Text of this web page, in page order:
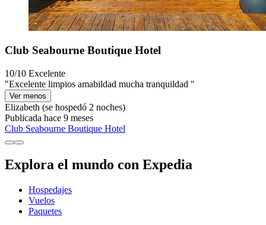
Club Seabourne Boutique Hotel
10/10 Excelente
"Excelente limpios amabildad mucha tranquildad "
Ver menos
Elizabeth (se hospedó 2 noches)
Publicada hace 9 meses
Club Seabourne Boutique Hotel
Explora el mundo con Expedia
Hospedajes
Vuelos
Paquetes